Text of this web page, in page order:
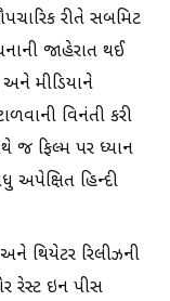
રીતે સબમિટ
જાહેરાત થઈ
મીડિયાને
વિનંતી કરી
જ ફિલ્મ પર ધ્યાન
હિન્દી
થિયેટર રિલીઝની
રેસ્ટ ઇન પીસ